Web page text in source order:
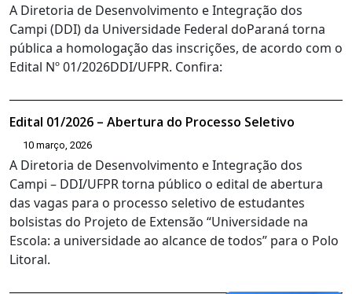
A Diretoria de Desenvolvimento e Integração dos
Campi (DDI) da Universidade Federal doParaná torna
pública a homologação das inscrições, de acordo com o
Edital Nº 01/2026DDI/UFPR. Confira:
Edital 01/2026 – Abertura do Processo Seletivo
10 março, 2026
A Diretoria de Desenvolvimento e Integração dos
Campi – DDI/UFPR torna público o edital de abertura
das vagas para o processo seletivo de estudantes
bolsistas do Projeto de Extensão “Universidade na
Escola: a universidade ao alcance de todos” para o Polo
Litoral.